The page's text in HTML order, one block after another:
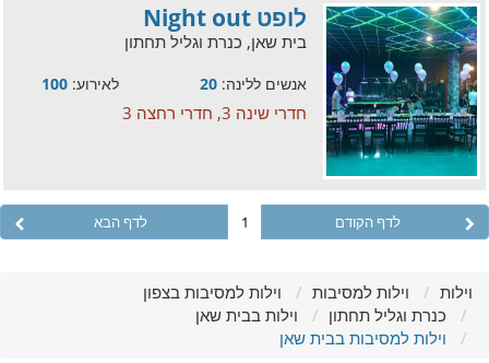
לופט Night out
בית שאן, כנרת וגליל תחתון
אנשים ללינה: 20 לאירוע: 100
חדרי שינה 3, חדרי רחצה 3
לדף הקודם 1 לדף הבא
וילות וילות למסיבות
וילות למסיבות בצפון
כנרת וגליל תחתון
וילות בבית שאן
וילות למסיבות בבית שאן